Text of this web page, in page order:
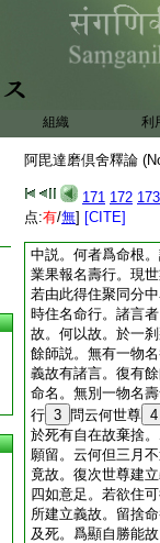
組織 利
阿毘達磨倶舍釋論
171 172 173
点:有/無] [CITE]
利益他。或爲令正
自身壽命將盡。於
以何因棄捨壽命。
由捨命歡喜 如人
若爾。此引壽行 2
人。能爲此事。於
以故。此人於諸定
經中説。世尊願留
中説。何者爲命根
業果報名壽行。現
若由此得住聚同分
時住名命行。諸言
故。何以故。於一
餘師説。無有一物
義故有諸言。復有
命名。無別一物名
行 3 問云何世尊 4
於死有自在故棄捨
願留。云何但三月
竟故。復次世尊建
四如意足。若欲住
所建立義故。留捨
及死。爲顯自勝能